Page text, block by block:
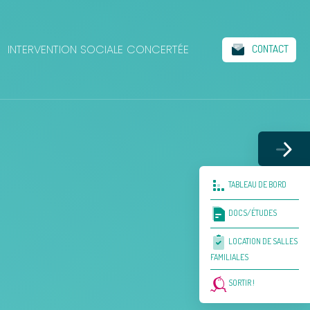
TABLEAU DE BORD
DOCS/ÉTUDES
LOCATION DE SALLES
FAMILIALES
SORTIR !
INTERVENTION SOCIALE CONCERTÉE CONTACT